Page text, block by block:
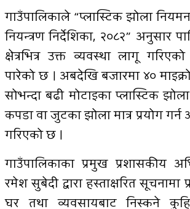
गाउँपालिकाले “प्लास्टिक झोला
नियन्त्रण निर्देशिका, २०८२” अनुसार
क्षेत्रभित्र उक्त व्यवस्था लागू गरिएको
पारेको छ । अबदेखि बजारमा ४०
सोभन्दा बढी मोटाइका प्लास्टिक
कपडा वा जुटका झोला मात्र प्रयोग गर्न
गरिएको छ ।
गाउँपालिकाका प्रमुख प्रशासकीय
रमेश सुबेदी द्वारा हस्ताक्षरित सूचनामा
घर तथा व्यवसायबाट निस्कने